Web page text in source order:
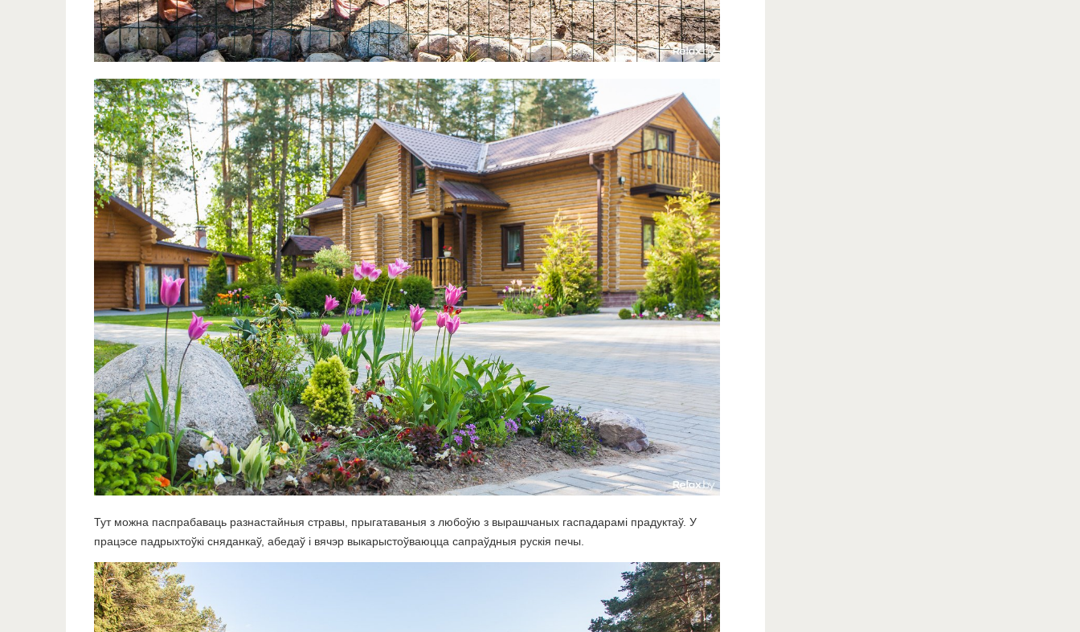
Тут можна паспрабаваць разнастайныя стравы, прыгатаваныя з любоўю з вырашчаных гаспадарамі прадуктаў. У
працэсе падрыхтоўкі сняданкаў, абедаў і вячэр выкарыстоўваюцца сапраўдныя рускія печы.